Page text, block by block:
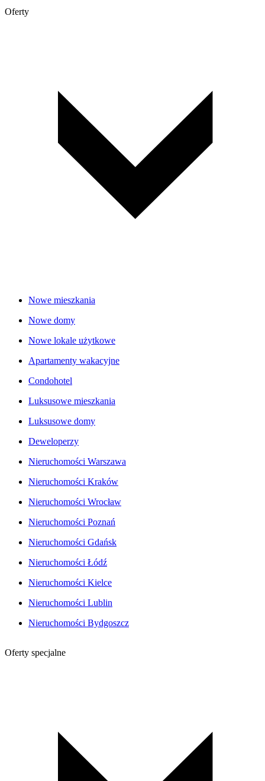
Oferty
Nowe mieszkania
Nowe domy
Nowe lokale użytkowe
Apartamenty wakacyjne
Condohotel
Luksusowe mieszkania
Luksusowe domy
Deweloperzy
Nieruchomości Warszawa
Nieruchomości Kraków
Nieruchomości Wrocław
Nieruchomości Poznań
Nieruchomości Gdańsk
Nieruchomości Łódź
Nieruchomości Kielce
Nieruchomości Lublin
Nieruchomości Bydgoszcz
Oferty specjalne